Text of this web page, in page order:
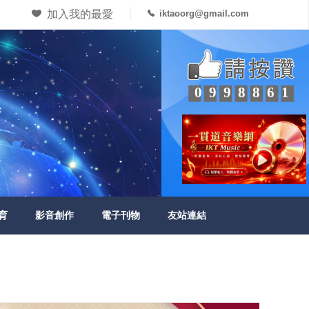
加入我的最愛 iktaoorg@gmail.com
0998861
影音創作 電子刊物 友站連結